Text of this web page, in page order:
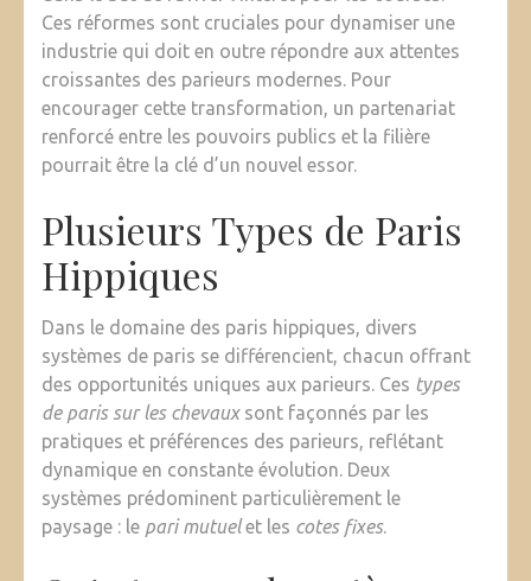
Ces réformes sont cruciales pour dynamiser une
industrie qui doit en outre répondre aux attentes
croissantes des parieurs modernes. Pour
encourager cette transformation, un partenariat
renforcé entre les pouvoirs publics et la filière
pourrait être la clé d’un nouvel essor.
Plusieurs Types de Paris
Hippiques
Dans le domaine des paris hippiques, divers
systèmes de paris se différencient, chacun offrant
des opportunités uniques aux parieurs. Ces types
de paris sur les chevauxsont façonnés par les
pratiques et préférences des parieurs, reflétant
dynamique en constante évolution. Deux
systèmes prédominent particulièrement le
paysage : le pari mutuelet les cotes fixes.